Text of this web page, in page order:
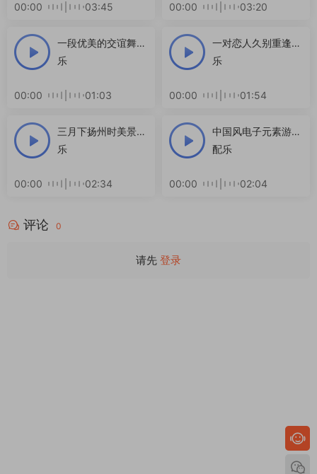
00:00 03:45
00:00
03:20
一段优美的交谊舞配
乐
00:00 01:03
一对恋人久别重逢配
乐
00:00 01:54
三月下扬州时美景配
乐
00:00 02:34
中国风电子元素游戏
配乐
00:00 02:04
评论 0
请先 登录